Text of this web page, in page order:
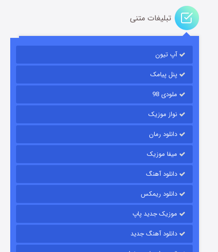
شکست استوارت در نجات جهان
قسمت
تبلیغات متنی
آپ تیون
پنل پیامک
ملودی 98
نواز موزیک
دانلود رمان
میفا موزیک
دانلود آهنگ
دانلود ریمکس
موزیک جدید پاپ
دانلود آهنگ جدید